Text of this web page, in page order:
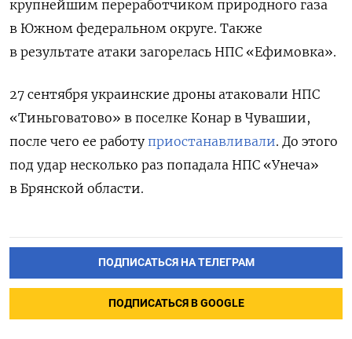
крупнейшим переработчиком природного газа
в Южном федеральном округе. Также
в результате атаки загорелась НПС «Ефимовка».
27 сентября украинские дроны атаковали НПС
«Тиньговатово» в поселке Конар в Чувашии,
после чего ее работу приостанавливали. До этого
под удар несколько раз попадала НПС «Унеча»
в Брянской области.
ПОДПИСАТЬСЯ НА ТЕЛЕГРАМ
ПОДПИСАТЬСЯ В GOOGLE